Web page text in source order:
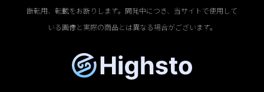
断転用、転載をお断りします。開発中につき、当サイトで使用して
いる画像と実際の商品とは異なる場合がございます。